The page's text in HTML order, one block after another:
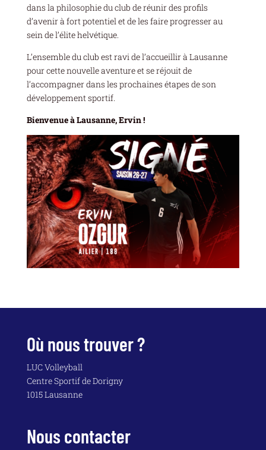
dans la philosophie du club de réunir des profils
d’avenir à fort potentiel et de les faire progresser au
sein de l’élite helvétique.
L’ensemble du club est ravi de l’accueillir à Lausanne
pour cette nouvelle aventure et se réjouit de
l’accompagner dans les prochaines étapes de son
développement sportif.
Bienvenue à Lausanne, Ervin !
Où nous trouver ?
LUC Volleyball
Centre Sportif de Dorigny
1015 Lausanne
Nous contacter